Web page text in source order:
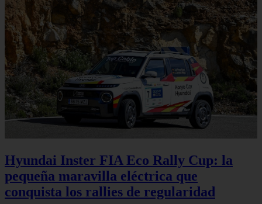
Hyundai Inster FIA Eco Rally Cup: la
pequeña maravilla eléctrica que
conquista los rallies de regularidad